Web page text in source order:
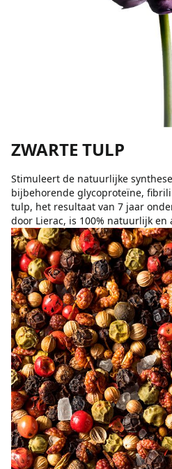
ZWARTE TULP
Stimuleert de natuurlijke
bijbehorende glycoproteïne,
tulp, het resultaat van 7 jaar
door Lierac, is 100% natuurlijk